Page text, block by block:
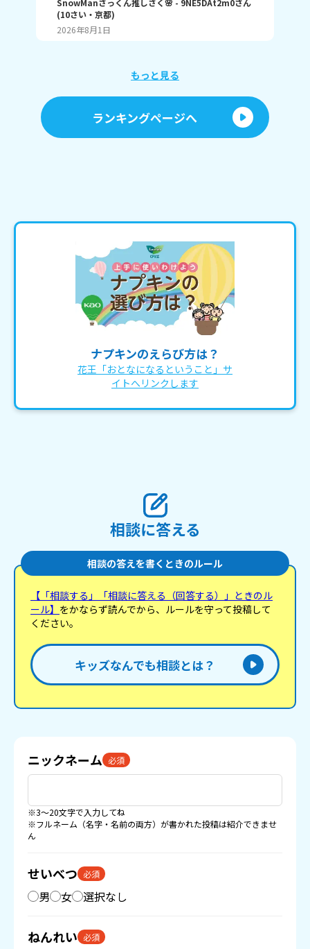
のかな💦 教えてください🙇‍♀️ 以上さくでした😊
SnowManさっくん推しさく🌸 - 9NE5DAt2m0さん
(10さい・ 京都)
2026年8月1日
もっと見る
ランキングページへ
ナプキンのえらび方は？
花王「おとなになるということ」サ
イトへリンクします
相談に答える
相談の答えを書くときのルール
【「相談する」「相談に答える（回答する）」ときのル
ール】 をかならず読んでから、ルールを守って投稿して
ください。
キッズなんでも相談とは？
ニックネーム 必須
※3〜20文字で入力してね
※フルネーム（名字・名前の両方）が書かれた投稿は紹介できませ
ん
せいべつ 必須
男 女 選択なし
ねんれい 必須